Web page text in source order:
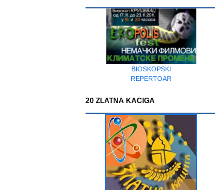
BIOSKOPSKI
REPERTOAR
20 ZLATNA KACIGA